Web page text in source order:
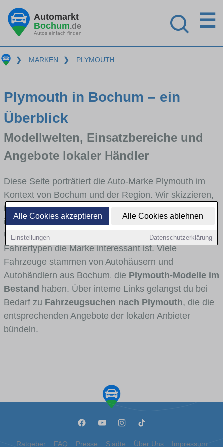
Alle Cookies akzeptieren Alle Cookies ablehnen
Einstellungen Datenschutzerklärung
Automarkt
Bochum.de
Autos einfach finden
☰
❯ MARKEN ❯ PLYMOUTH
Plymouth in Bochum – ein
Überblick
Modellwelten, Einsatzbereiche und
Angebote lokaler Händler
Diese Seite porträtiert die Auto-Marke Plymouth im
Kontext von Bochum und der Region. Wir skizzieren,
in welchen Fahrzeugklassen Plymouth stark vertreten
ist, welche Modellreihen häufig im Stadt- und
Umlandverkehr zu sehen sind und für welche
Fahrertypen die Marke interessant ist. Viele
Fahrzeuge stammen von Autohäusern und
Autohändlern aus Bochum, die Plymouth-Modelle im
Bestand haben. Über interne Links gelangst du bei
Bedarf zu Fahrzeugsuchen nach Plymouth, die die
entsprechenden Angebote der lokalen Anbieter
bündeln.
Ratgeber FAQ Presse Städte Über Uns Impressum